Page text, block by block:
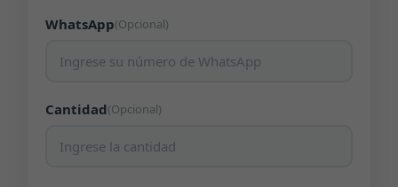
WhatsApp(Opcional)
Cantidad(Opcional)